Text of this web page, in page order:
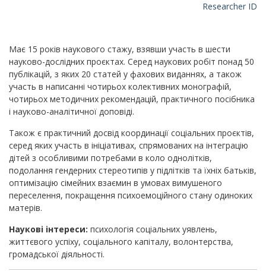
Researcher ID
Має 15 років наукового стажу, взявши участь в шести
науково-дослідних проєктах. Серед наукових робіт понад 50
публікацій, з яких 20 статей у фахових виданнях, а також
участь в написанні чотирьох колективних монографій,
чотирьох методичних рекомендацій, практичного посібника
і науково-аналітичної доповіді.
Також є практичний досвід координації соціальних проєктів,
серед яких участь в ініціативах, спрямованих на інтеграцію
дітей з особливими потребами в коло однолітків,
подолання гендерних стереотипів у підлітків та їхніх батьків,
оптимізацію сімейних взаємин в умовах вимушеного
переселення, покращення психоемоційного стану одиноких
матерів.
Наукові інтереси: психологія соціальних уявлень,
життєвого успіху, соціального капіталу, волонтерства,
громадської діяльності.